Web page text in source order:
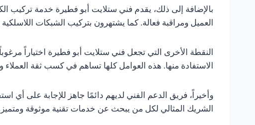
بالإضافة إلى ذلك، يقدم فني ستلايت أبو فطيرة خدمة تركيب
العميل ومراقبة فعالة. كما يشتهرون بتركيب الشبكات
النقطة الأخرى التي تجعل فني ستلايت أبو فطيرة اختياراً
الاستفادة منها. هذه العوامل كلها تساهم في كسب ثقة العملاء
وأخيراً، فريق الدعم الفني لديهم دائمًا جاهز للإجابة على
الشريك المثالي لكل من يبحث عن خدمات تقنية موثوقة